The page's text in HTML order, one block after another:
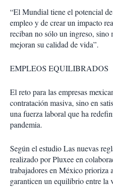
“El Mundial tiene el potencial
empleo y de crear un impacto
reciban no sólo un ingreso, sino
mejoran su calidad de vida”.
EMPLEOS EQUILIBRADOS
El reto para las empresas
contratación masiva, sino en
una fuerza laboral que ha
pandemia.
Según el estudio Las nuevas
realizado por Pluxee en
trabajadores en México prioriza
garanticen un equilibrio entre la